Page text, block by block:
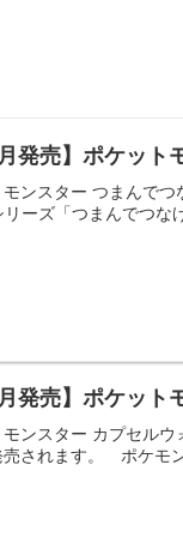
発売】ポケット
ンスター つまんで
ーズ「つまんでつな
発売】ポケット
モンスター カプセル
されます。 ポケモ